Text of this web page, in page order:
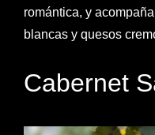
romántica, y
blancas y quesos
Cabernet